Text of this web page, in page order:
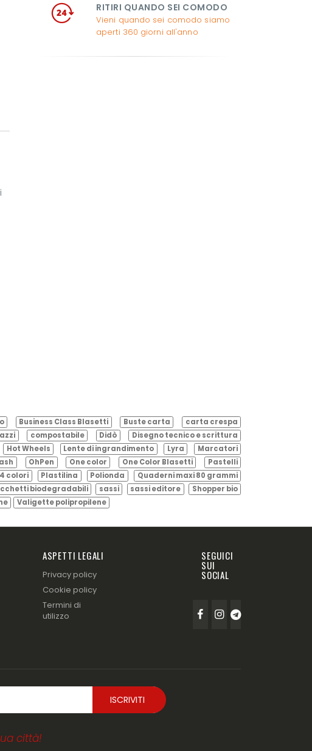
RITIRI QUANDO SEI COMODO
Vieni quando sei comodo siamo
aperti 360 giorni all'anno
Business Class Blasetti Buste carta
carta crespa
compostabile Didò
Disegno tecnico e scrittura
Hot Wheels Lente di ingrandimento Lyra
Marcatori
OhPen One color One Color Blasetti
Pastelli
colori Plastilina Polionda
Quaderni maxi 80 grammi
biodegradabili sassi sassi editore
Shopper bio
Valigette polipropilene
ASPETTI LEGALI
Privacy policy
Cookie policy
Termini di
utilizzo
SEGUICI
SUI
SOCIAL
città!